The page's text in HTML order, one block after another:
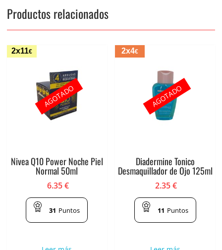
Productos relacionados
2x11€
Nivea Q10 Power Noche Piel
Normal 50ml
6.35€
31 Puntos
AGOTADO
2x4€
Diadermine Tonico
Desmaquillador de Ojo 125ml
2.35€
11 Puntos
AGOTADO